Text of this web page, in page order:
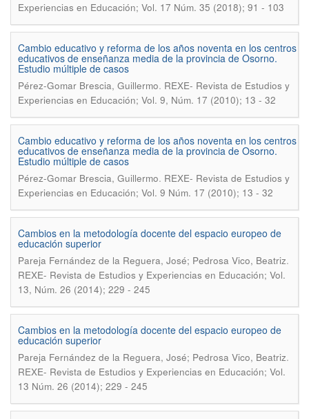
Experiencias en Educación; Vol. 17 Núm. 35 (2018); 91 - 103
Cambio educativo y reforma de los años noventa en los centros
educativos de enseñanza media de la provincia de Osorno.
Estudio múltiple de casos
Pérez-Gomar Brescia, Guillermo. REXE- Revista de Estudios y
Experiencias en Educación; Vol. 9, Núm. 17 (2010); 13 - 32
Cambio educativo y reforma de los años noventa en los centros
educativos de enseñanza media de la provincia de Osorno.
Estudio múltiple de casos
Pérez-Gomar Brescia, Guillermo. REXE- Revista de Estudios y
Experiencias en Educación; Vol. 9 Núm. 17 (2010); 13 - 32
Cambios en la metodología docente del espacio europeo de
educación superior
Pareja Fernández de la Reguera, José; Pedrosa Vico, Beatriz.
REXE- Revista de Estudios y Experiencias en Educación; Vol.
13, Núm. 26 (2014); 229 - 245
Cambios en la metodología docente del espacio europeo de
educación superior
Pareja Fernández de la Reguera, José; Pedrosa Vico, Beatriz.
REXE- Revista de Estudios y Experiencias en Educación; Vol.
13 Núm. 26 (2014); 229 - 245